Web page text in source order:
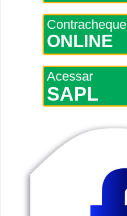
Contracheque
ONLINE
Acessar
SAPL